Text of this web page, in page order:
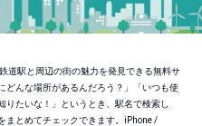
道駅と周辺の街の魅力を発見できる無料サ
どんな場所があるんだろう？」「いつも使
りたいな！」というとき、駅名で検索し
まとめてチェックできます。iPhone /